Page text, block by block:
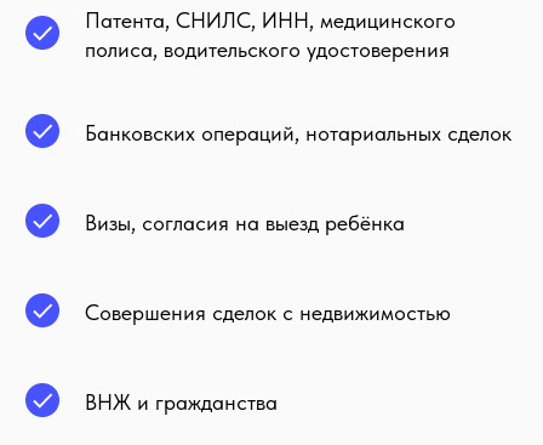
Патента, СНИЛС, ИНН, медицинского
полиса, водительского удостоверения
Банковских операций, нотариальных сделок
Визы, согласия на выезд ребёнка
Совершения сделок с недвижимостью
ВНЖ и гражданства